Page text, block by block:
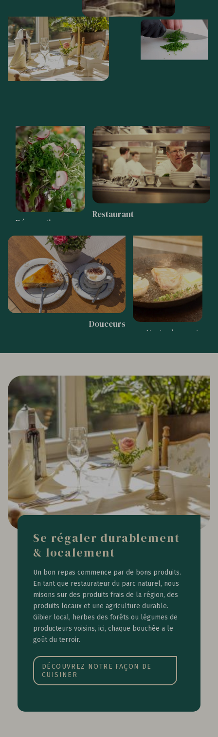
Réservation
Restaurant
Douceurs
Carte des mets
Se régaler durablement
& localement
Un bon repas commence par de bons produits.
En tant que restaurateur du parc naturel, nous
misons sur des produits frais de la région, des
produits locaux et une agriculture durable.
Gibier local, herbes des forêts ou légumes de
producteurs voisins, ici, chaque bouchée a le
goût du terroir.
DÉCOUVREZ NOTRE FAÇON DE
CUISINER